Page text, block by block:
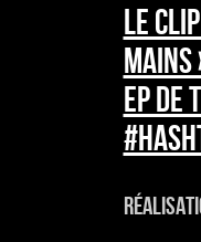
Le Clip
EP de